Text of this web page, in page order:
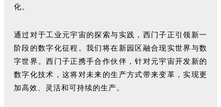
化。
通过对于工业元宇宙的探索与实践，西门子正引领新一
阶段的数字化征程。我们将在新园区融合现实世界与数
字世界。西门子正携手合作伙伴，针对元宇宙开发新的
数字化技术，这将对未来的生产方式带来变革，实现更
加高效、灵活和可持续的生产。